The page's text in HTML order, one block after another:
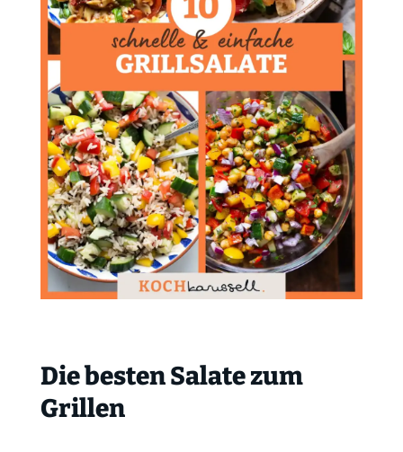
Die besten Salate zum
Grillen